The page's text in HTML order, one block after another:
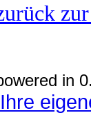
in